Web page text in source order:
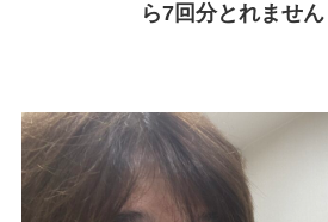
ら7回分とれません